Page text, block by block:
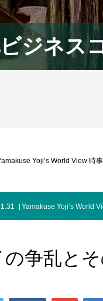
ジネス
Yoji’s World View 時
Yamakuse Yoji’s World
の争乱と